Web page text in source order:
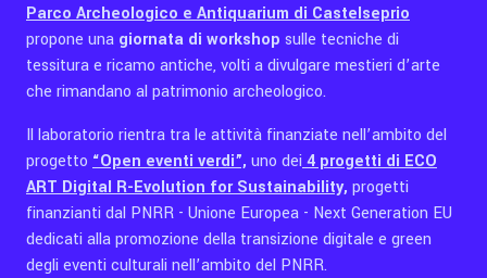
Parco Archeologico e Antiquarium di Castelseprio
propone una giornata di workshop sulle tecniche di
tessitura e ricamo antiche, volti a divulgare mestieri d’arte
che rimandano al patrimonio archeologico.
Il laboratorio rientra tra le attività finanziate nell’ambito del
progetto “Open eventi verdi”, uno dei 4 progetti di ECO
ART Digital R-Evolution for Sustainability, progetti
finanzianti dal PNRR - Unione Europea - Next Generation EU
dedicati alla promozione della transizione digitale e green
degli eventi culturali nell’ambito del PNRR.